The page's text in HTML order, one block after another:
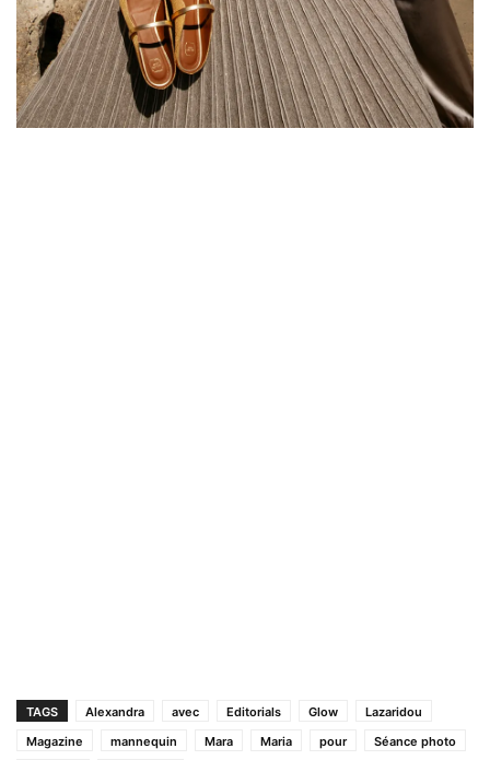
TAGS Alexandra avec Editorials Glow
Lazaridou
Magazine
mannequin Mara Maria pour
Séance photo